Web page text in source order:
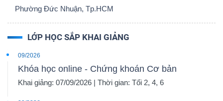
Phường Đức Nhuận, Tp.HCM
LỚP HỌC SẮP KHAI GIẢNG
09/2026
Khóa học online - Chứng khoán Cơ bản
Khai giảng: 07/09/2026 | Thời gian: Tối 2, 4, 6